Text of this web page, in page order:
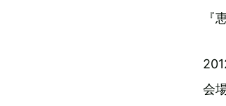
『
会